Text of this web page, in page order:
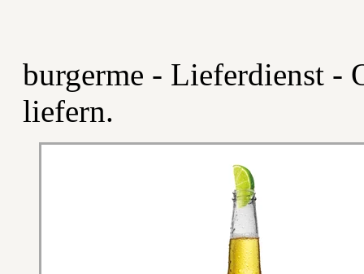
burgerme - Lieferdienst -
liefern.